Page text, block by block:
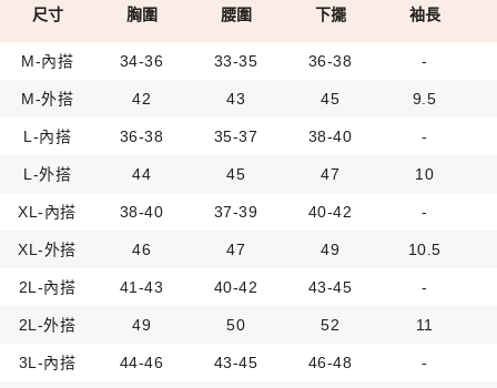
尺寸 胸圍 腰圍 下擺 袖長
M-內搭 34-36 33-35 36-38 -
M-外搭 42 43 45 9.5
L-內搭 36-38 35-37 38-40 -
L-外搭 44 45 47 10
XL-內搭 38-40 37-39 40-42 -
XL-外搭 46 47 49 10.5
2L-內搭 41-43 40-42 43-45 -
2L-外搭 49 50 52 11
3L-內搭 44-46 43-45 46-48 -